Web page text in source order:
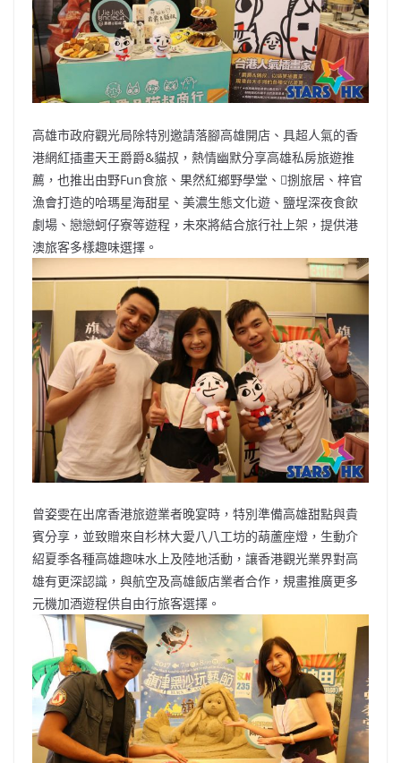
高雄市政府觀光局除特別邀請落腳高雄開店、具超人氣的香
港網紅插畫天王爵爵&貓叔，熱情幽默分享高雄私房旅遊推
薦，也推出由野Fun食旅、果然紅鄉野學堂、捌旅居、梓官
漁會打造的哈瑪星海甜星、美濃生態文化遊、鹽埕深夜食飲
劇場、戀戀蚵仔寮等遊程，未來將結合旅行社上架，提供港
澳旅客多樣趣味選擇。
曾姿雯在出席香港旅遊業者晚宴時，特別準備高雄甜點與貴
賓分享，並致贈來自杉林大愛八八工坊的葫蘆座燈，生動介
紹夏季各種高雄趣味水上及陸地活動，讓香港觀光業界對高
雄有更深認識，與航空及高雄飯店業者合作，規畫推廣更多
元機加酒遊程供自由行旅客選擇。